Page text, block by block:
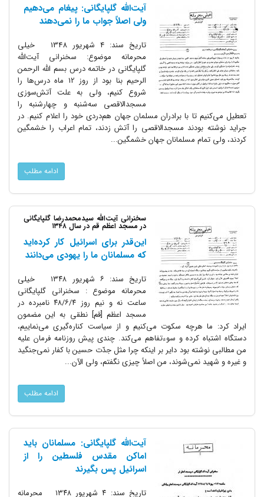
آیت‌الله گلپایگانی: پیغام می‌دهیم
ولی اصلاً جواب ما را نمی‌دهند
تاریخ سند: 4 شهریور 1348 خیلی
محرمانه موضوع: سخنرانى آیت‌‌الله
گلپایگانى در خاتمه درس بسم‌‌ اللّه‌ الرحمن
الرحیم بنا بود از روز 12 ماه درس‌ها را
شروع کنیم، ولى به علت آتش‌‌سوزى
مسجدالاقصى سه‌‌شنبه و چهارشنبه را
تعطیل می‌کنیم تا با برادران مسلمان جهان هم‌دردى خود را اعلام کنیم. در
جراید نوشته بودند مسجدالاقصى را آتش زدند، تمام اعراب را خشمگین
کردند، ولى تمام مسلمانان جهان خشمگین...
ادامه مطلب
سخنرانی آیت‌الله سیدمحمدرضا گلپایگانی
در مسجد اعظم قم در سال ۱۳۴۸
این‌قدر برای اسرائیل کار کرده‌اید
که مسلمانان ما را یهودی می‌دانند
تاریخ سند: ۶ شهریور ۱۳۴۸ خیلی
محرمانه موضوع : سخنرانی گلپایگانی
ساعت نه و نیم روز ۴۸/۶/۴ نامبرده در
مسجد اعظم [قم] نطقی به این مضمون
ایراد کرد: ما هرچه سکوت می‌کنیم و از سیاست کناره‌گیری می‌نماییم،
دستگاه اشتباه کرده و سوءتفاهم می‌کند. چندی پیش روزنامه فرمان علیه
من مطالبی نوشته بود دایر بر اینکه چرا مثل جدّت حسین با کفار نمی‌جنگید
و غیره و شهید نمی‌شوند، من اصلاً چیزی نگفتم، ولی الآن...
ادامه مطلب
آیت‌الله گلپایگانی: مسلمانان باید
اماکن مقدس فلسطین را از
اسرائیل پس بگیرند
تاریخ سند: ۴ شهریور ۱۳۴۸ محرمانه